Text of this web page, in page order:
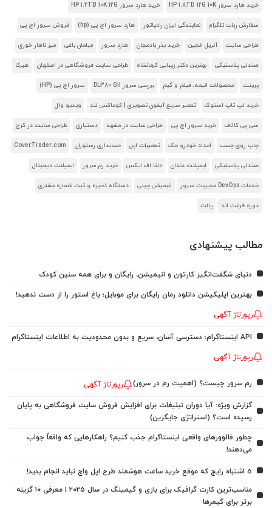
خرید هارد سرور HP 1.8TB 12G 10K خرید هارد سرور HP 1.2TB 10K 12G
سفارش ربات تلگرام نمایندگی ایران رادیاتور هارد سرور اچ پی (hp) فروش سرور اچ پی
طراحی سایت آنریل انجین خرید بذر بادمجان هارد سرور مبلمان باغی میز ناهار خوری
صندلی پلاستیکی بهترین دکتر زیبایی کرمانشاه طراحی سایت فروشگاهی در اصفهان هیرکا
پرینت محصولات انیمه، فیلم و گیم بررسی سرور DL380 G11 سرور اچ پی (HP)
خرید لپ تاپ استوک تعمیر سریع آیفون تصویری | کوماکس لند ویدیو وال
سی پی کالاف خرید سرور اچ پی طراحی سایت در مشهد دستیاری طراحی سایت در کرج
چاپ روی چسب امداد خودرو جک تعمیرات اپل حسابداری رستوران CoverTrader.com
صندلی پلاستیکی ایمپلنت دندان دلتا اف ایکس خرید رم سرور ایمپلنت دیجیتال
خدمات DevOps مدیریت سرور انیمیشن چینی دستگاه ذخیره و ثبت شماره مشتری
دوره فرانت اند پالت
مطالب پیشنهادی
دنیای شگفت‌انگیز کارتون و انیمیشن، رایگان و برای همه سنین کودک
بهترین اپلیکیشن دانلود رمان رایگان برای موبایل؛ باغ استور را از دست ندهید!
رپورتاژ آگهی
API اینستاگرام؛ دسترسی آسان، سریع و بدون محدودیت به اطلاعات اینستاگرام
رپورتاژ آگهی
رم سرور چیست؟ (اهمیت رم در سرور) رپورتاژ آگهی
گزارش ویژه: آیا دوران تبلیغات برای افزایش فروش سایت فروشگاهی به پایان
رسیده است؟ (استراتژی جایگزین)
چطور فالوورهای واقعی اینستاگرام جذب کنیم؟ راهکارهایی که واقعاً جواب
می‌دهند!
5 اشتباه رایج که موقع خرید ساعت هوشمند طرح اپل واچ نباید انجام بدید!
مناسب‌ترین کارت گرافیک برای بازی و گیمینگ در سال ۲۰۲۵ | معرفی ۱۰ گزینه
برتر برای گیمرها